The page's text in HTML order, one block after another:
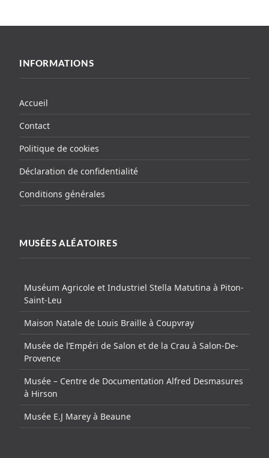
INFORMATIONS
Accueil
Contact
Politique de cookies
Déclaration de confidentialité
Conditions générales
MUSÉES ALÉATOIRES
Muséum Agricole et Industriel Stella Matutina à Piton-
Saint-Leu
Maison Natale de Louis Braille à Coupvray
Musée de l’Empéri de Salon et de la Crau à Salon-De-
Provence
Musée – Centre de Documentation Alfred Desmasures
à Hirson
Musée E.J Marey à Beaune